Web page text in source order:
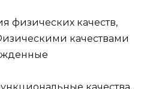
физических качеств,
качествами